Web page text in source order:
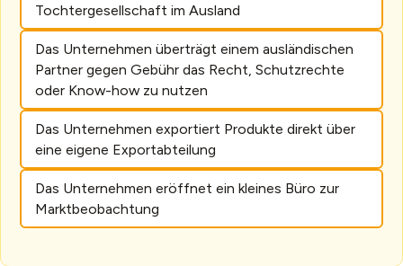
Tochtergesellschaft im Ausland
Das Unternehmen überträgt einem ausländischen
Partner gegen Gebühr das Recht, Schutzrechte
oder Know-how zu nutzen
Das Unternehmen exportiert Produkte direkt über
eine eigene Exportabteilung
Das Unternehmen eröffnet ein kleines Büro zur
Marktbeobachtung